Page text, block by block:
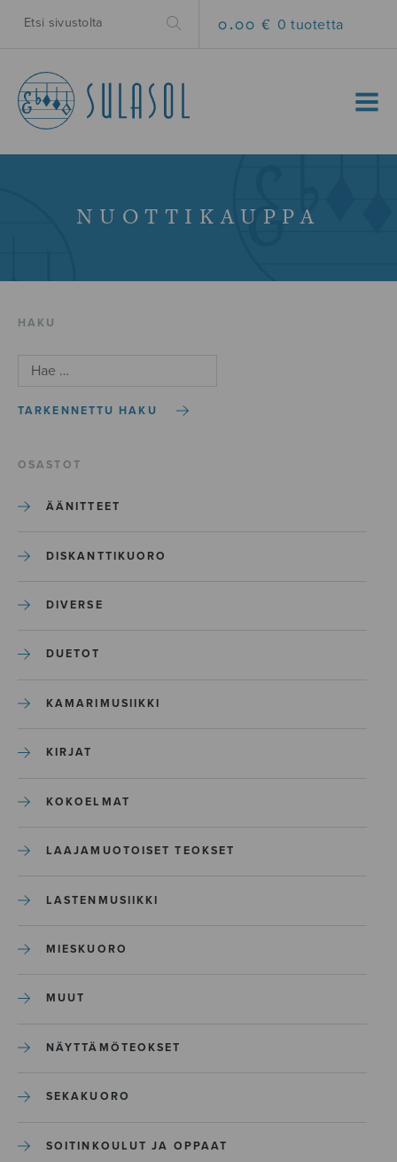
0.00 € 0 tuotetta
MENU
NUOTTIKAUPPA
HAKU
TARKENNETTU HAKU
OSASTOT
ÄÄNITTEET
DISKANTTIKUORO
DIVERSE
DUETOT
KAMARIMUSIIKKI
KIRJAT
KOKOELMAT
LAAJAMUOTOISET TEOKSET
LASTENMUSIIKKI
MIESKUORO
MUUT
NÄYTTÄMÖTEOKSET
SEKAKUORO
SOITINKOULUT JA OPPAAT